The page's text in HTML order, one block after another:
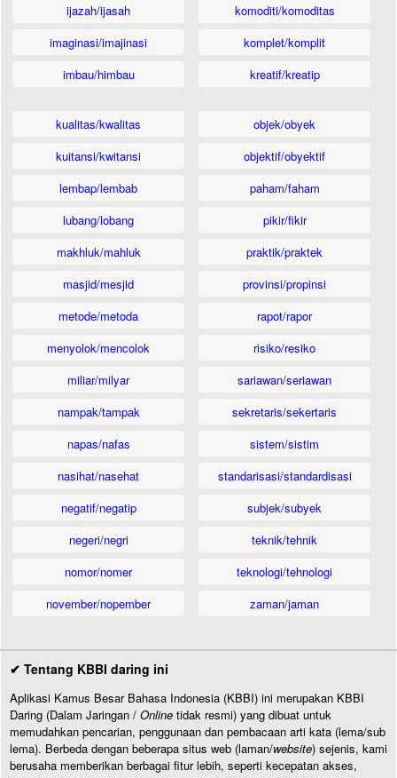
ijazah/ijasah
imaginasi/imajinasi
imbau/himbau
komoditi/komoditas
komplet/komplit
kreatif/kreatip
kualitas/kwalitas
kuitansi/kwitansi
lembap/lembab
lubang/lobang
makhluk/mahluk
masjid/mesjid
metode/metoda
menyolok/mencolok
miliar/milyar
nampak/tampak
napas/nafas
nasihat/nasehat
negatif/negatip
negeri/negri
nomor/nomer
november/nopember
objek/obyek
objektif/obyektif
paham/faham
pikir/fikir
praktik/praktek
provinsi/propinsi
rapot/rapor
risiko/resiko
sariawan/seriawan
sekretaris/sekertaris
sistem/sistim
standarisasi/standardisasi
subjek/subyek
teknik/tehnik
teknologi/tehnologi
zaman/jaman
✔ Tentang KBBI daring ini
Aplikasi Kamus Besar Bahasa Indonesia (KBBI) ini merupakan KBBI
Daring (Dalam Jaringan / Online tidak resmi) yang dibuat untuk
memudahkan pencarian, penggunaan dan pembacaan arti kata (lema/sub
lema). Berbeda dengan beberapa situs web (laman/website) sejenis, kami
berusaha memberikan berbagai fitur lebih, seperti kecepatan akses,